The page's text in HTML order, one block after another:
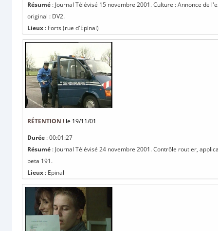
Résumé : Journal Télévisé 15 novembre 2001. Culture : Annonce de
original : DV2.
Lieux : Forts (rue d'Epinal)
RÉTENTION ! le 19/11/01
Durée : 00:01:27
Résumé : Journal Télévisé 24 novembre 2001. Contrôle routier,
beta 191.
Lieux : Epinal